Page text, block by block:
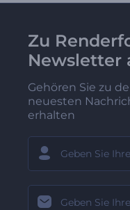
Zu
Newsletter
Gehören Sie zu
neuesten
erhalten